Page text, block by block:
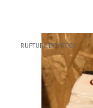
RUPTURE DE STOCK